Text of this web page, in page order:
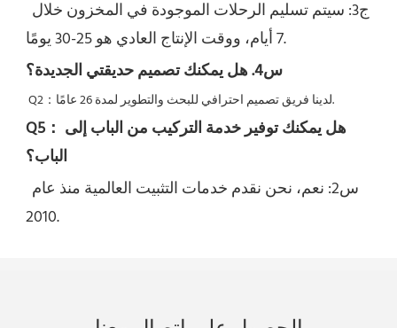
7 أيام، ووقت الإنتاج العادي هو 25-30 يومًا.
س4. هل يمكنك تصميم حديقتي الجديدة؟
Q2： لدينا فريق تصميم احترافي للبحث والتطوير لمدة 26 عامًا.
Q5：
الباب؟
س2: نعم،
2010.